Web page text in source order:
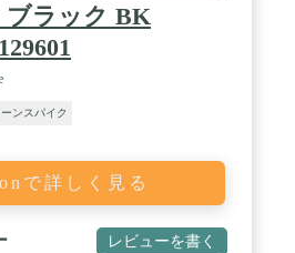
ブラック BK
ンスパイク
で詳しく見る
レビューを書く